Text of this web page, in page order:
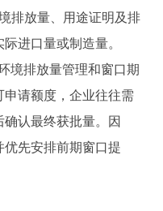
排放量、用途证明及排
进口量或制造量。
境排放量管理和窗口期
请额度，企业往往需
认最终获批量。因
先安排前期窗口提